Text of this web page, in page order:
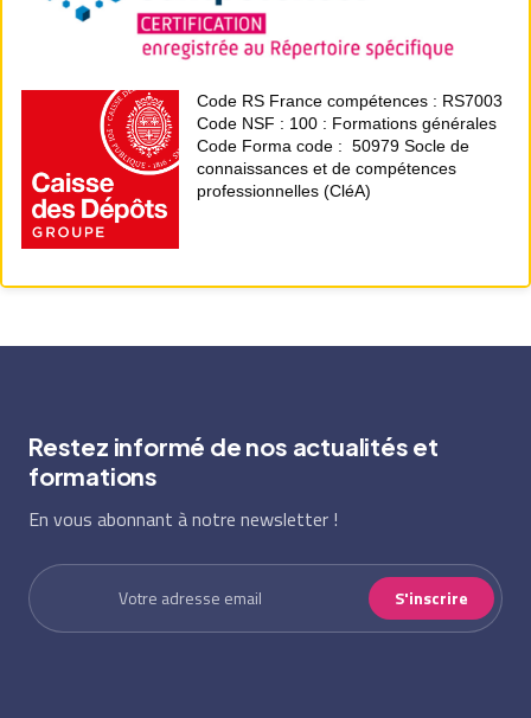
Code RS France compétences : RS7003
Code NSF : 100 : Formations générales
Code Forma code : 50979 Socle de
connaissances et de compétences
professionnelles (CléA)
Restez informé de nos actualités et
formations
En vous abonnant à notre newsletter !
S'inscrire